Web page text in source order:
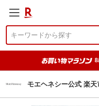
モエヘネシー公式 楽天